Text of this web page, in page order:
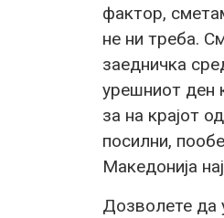
фактор,
не ни треба.
заедничка
урешниот ден
за на крајот
посилни,
Македонија
Дозволете да